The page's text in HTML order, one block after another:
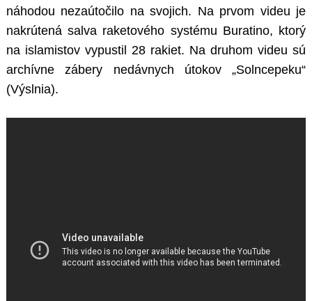
náhodou nezaútočilo na svojich. Na prvom videu je
nakrútená salva raketového systému Buratino, ktorý
na islamistov vypustil 28 rakiet. Na druhom videu sú
archívne zábery nedávnych útokov „Solncepeku“
(Výslnia).